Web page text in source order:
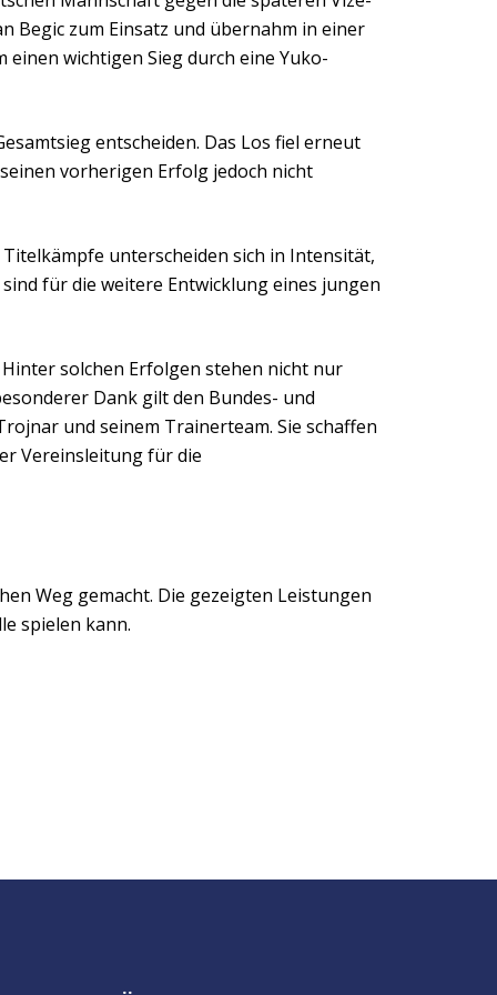
Begic zum Einsatz und übernahm in einer
wichtigen Sieg durch eine Yuko-
entscheiden. Das Los fiel erneut
vorherigen Erfolg jedoch nicht
unterscheiden sich in Intensität,
für die weitere Entwicklung eines jungen
solchen Erfolgen stehen nicht nur
Dank gilt den Bundes- und
und seinem Trainerteam. Sie schaffen
Vereinsleitung für die
Weg gemacht. Die gezeigten Leistungen
spielen kann.